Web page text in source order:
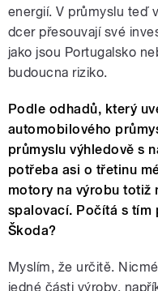
energií. V průmyslu teď
dcer přesouvají své
jako jsou Portugalsko
budoucna riziko.
Podle odhadů, který
automobilového
průmyslu výhledově s
potřeba asi o třetinu
motory na výrobu totiž
spalovací. Počítá s tím
Škoda?
Myslím, že určitě.
jedné části výroby,